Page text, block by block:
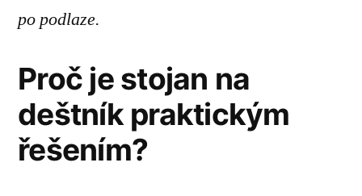
po podlaze.
Proč je stojan na
deštník praktickým
řešením?